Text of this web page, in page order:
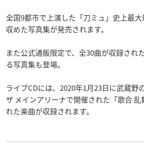
全国9都市で上演した「刀ミュ」史上最
収めた写真集が発売されます。
また公式通販限定で、全30曲が収録され
る写真集も登場。
ライブCDには、2020年1月23日に武蔵野
ザ メインアリーナで開催された「歌合 乱
れた楽曲が収録されます。